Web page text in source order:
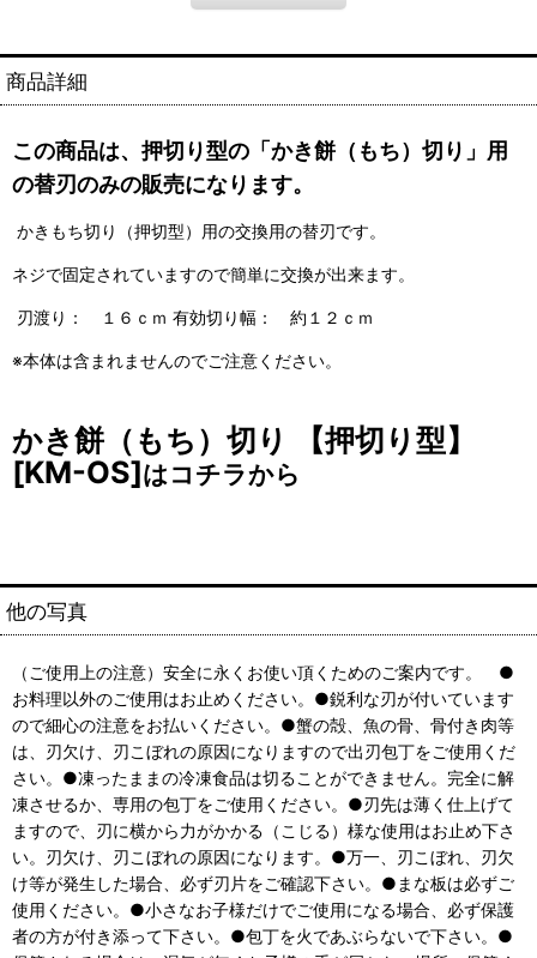
商品詳細
この商品は、押切り型の「かき餅（もち）切り」用
の替刃のみの販売になります。
かきもち切り（押切型）用の交換用の替刃です。
ネジで固定されていますので簡単に交換が出来ます。
刃渡り： １６ｃｍ 有効切り幅： 約１２ｃｍ
※本体は含まれませんのでご注意ください。
かき餅（もち）切り 【押切り型】
[KM-OS]はコチラから
他の写真
（ご使用上の注意）安全に永くお使い頂くためのご案内です。 ●
お料理以外のご使用はお止めください。●鋭利な刃が付いています
ので細心の注意をお払いください。●蟹の殻、魚の骨、骨付き肉等
は、刃欠け、刃こぼれの原因になりますので出刃包丁をご使用くだ
さい。●凍ったままの冷凍食品は切ることができません。完全に解
凍させるか、専用の包丁をご使用ください。●刃先は薄く仕上げて
ますので、刃に横から力がかかる（こじる）様な使用はお止め下さ
い。刃欠け、刃こぼれの原因になります。●万一、刃こぼれ、刃欠
け等が発生した場合、必ず刃片をご確認下さい。●まな板は必ずご
使用ください。●小さなお子様だけでご使用になる場合、必ず保護
者の方が付き添って下さい。●包丁を火であぶらないで下さい。●